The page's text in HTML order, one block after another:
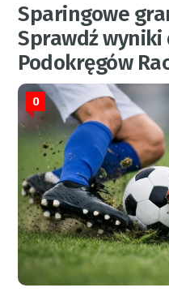
Sparingowe
Sprawdź wyniki
Podokręgów
0